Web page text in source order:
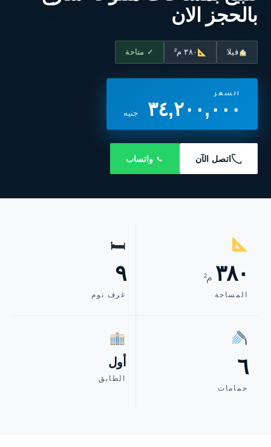
بالحجز الان
فيلا ٣٨٠ م² ✓ متاحة
السعر
٣٤,٢٠٠,٠٠٠ جنيه
اتصل الآن واتساب
٣٨٠ م²
المساحة
🛏
٩
غرف نوم
٦
حمامات
أول
الطابق